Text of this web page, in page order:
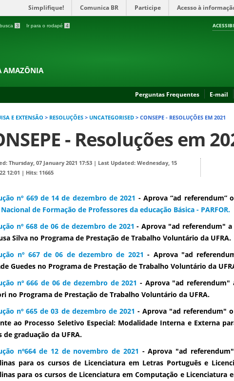
Simplifique! Comunica BR Participe Acesso à
3 Ir para o rodapé 4
AMAZÔNIA
Perguntas Frequentes E-mail
E EXTENSÃO > RESOLUÇÕES > UNCATEGORISED > CONSEPE - RESOLUÇÕES EM 2021
- Resoluções em
Thursday, 07 January 2021 17:53 | Last Updated: Wednesday, 15
12:01 | Hits: 11665
nº 669 de 14 de dezembro de 2021 - Aprova “ad referendum”
de Formação de Professores da educação Básica - PARFOR.
nº 668 de 06 de dezembro de 2021 - Aprova "ad referendum" a
Silva no Programa de Prestação de Trabalho Voluntário da UFRA.
nº 667 de 06 de dezembro de 2021 - Aprova "ad
Guedes no Programa de Prestação de Trabalho Voluntário da
nº 666 de 06 de dezembro de 2021 - Aprova "ad referendum"
no Programa de Prestação de Trabalho Voluntário da UFRA.
nº 665 de 03 de dezembro de 2021 - Aprova "ad referendum" o
ao Processo Seletivo Especial: Modalidade Interna e Externa
de graduação da UFRA.
nº664 de 12 de novembro de 2021 - Aprova "ad
para os cursos de Licenciatura em Letras Português e
para os cursos de Licenciatura em Computação e Licenciatura